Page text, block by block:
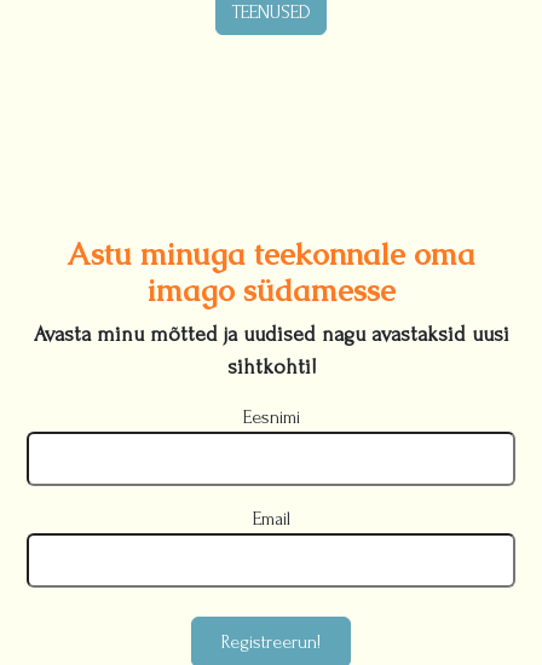
TEENUSED
Astu minuga teekonnale oma
imago südamesse
Avasta minu mõtted ja uudised nagu avastaksid uusi
sihtkohti!
Eesnimi
Email
Registreerun!